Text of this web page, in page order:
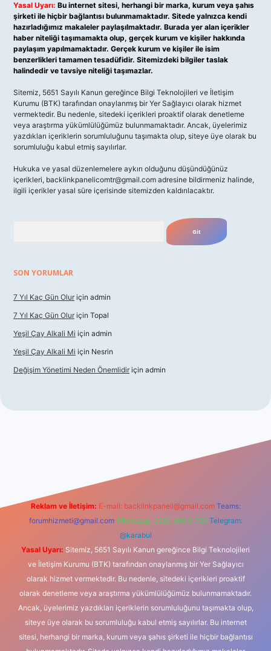
Yasal Uyarı: Bu internet sitesi, herhangi bir marka, kurum veya şahıs
şirketi ile hiçbir bağlantısı bulunmamaktadır. Sitede yalnızca kendi
hazırladığımız makaleler paylaşılmaktadır. Burada yer alan içerikler
haber niteliği taşımamakta olup, gerçek kurum ve kişiler hakkında
paylaşım yapılmamaktadır. Gerçek kurum ve kişiler ile isim
benzerlikleri tamamen tesadüfidir. Sitemizdeki bilgiler taslak
halindedir ve tavsiye niteliği taşımazlar.
Sitemiz, 5651 Sayılı Kanun gereğince Bilgi Teknolojileri ve İletişim
Kurumu (BTK) tarafından onaylanmış bir Yer Sağlayıcı olarak hizmet
vermektedir. Bu nedenle, sitedeki içerikleri proaktif olarak denetleme
veya araştırma yükümlülüğümüz bulunmamaktadır. Ancak, üyelerimiz
yazdıkları içeriklerin sorumluluğunu taşımakta olup, siteye üye olarak bu
sorumluluğu kabul etmiş sayılırlar.
Hukuka ve yasal düzenlemelere aykırı olduğunu düşündüğünüz
içerikleri, backlinkpanelicomtr@gmail.com adresine bildirmeniz halinde,
ilgili içerikler yasal süre içerisinde sitemizden kaldırılacaktır.
SON YORUMLAR
7 Yıl Kaç Gün Olur için admin
7 Yıl Kaç Gün Olur için Topal
Yeşil Çay Alkali Mi için admin
Yeşil Çay Alkali Mi için Nesrin
Değişim Yönetimi Neden Önemlidir için admin
Reklam ve İletişim: E-mail: backlinkpaneli@gmail.com Teams:
forumhizmeti@gmail.com Whatsapp: 0262 606 0 726 Telegram:
@karabul
Yasal Uyarı: Sitemiz, 5651 Sayılı Kanun gereğince Bilgi Teknolojileri
ve İletişim Kurumu (BTK) tarafından onaylanmış bir Yer Sağlayıcı
olarak hizmet vermektedir. Bu nedenle, sitedeki içerikleri proaktif
olarak denetleme veya araştırma yükümlülüğümüz bulunmamaktadır.
Ancak, üyelerimiz yazdıkları içeriklerin sorumluluğunu taşımakta olup,
siteye üye olarak bu sorumluluğu kabul etmiş sayılırlar. Bu internet
sitesi, herhangi bir marka, kurum veya şahıs şirketi ile hiçbir bağlantısı